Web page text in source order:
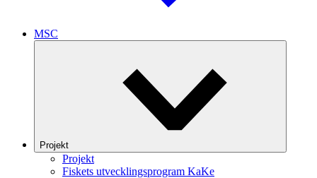
MSC
Projekt
Projekt
Fiskets utvecklingsprogram KaKe